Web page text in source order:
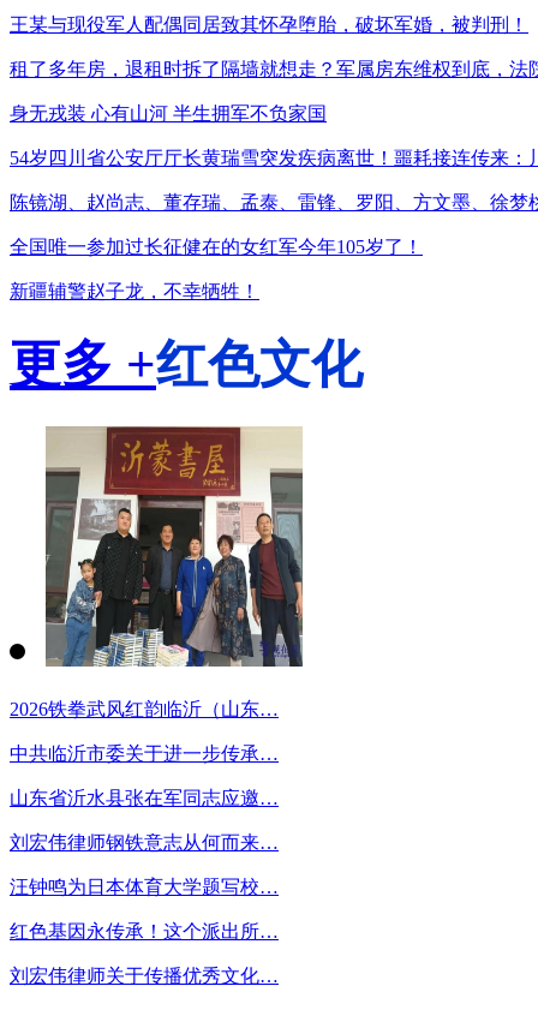
王某与现役军人配偶同居致其怀孕堕胎，破坏军婚，被判刑！
租了多年房，退租时拆了隔墙就想走？军属房东维权到底，
身无戎装 心有山河 半生拥军不负家国
54岁四川省公安厅厅长黄瑞雪突发疾病离世！噩耗接连传来
陈镜湖、赵尚志、董存瑞、孟泰、雷锋、罗阳、方文墨、徐
全国唯一参加过长征健在的女红军今年105岁了！
新疆辅警赵子龙，不幸牺牲！
更多 +红色文化
2026铁拳武风红韵临沂（山东…
中共临沂市委关于进一步传承…
山东省沂水县张在军同志应邀…
刘宏伟律师钢铁意志从何而来…
汪钟鸣为日本体育大学题写校…
红色基因永传承！这个派出所…
刘宏伟律师关于传播优秀文化…